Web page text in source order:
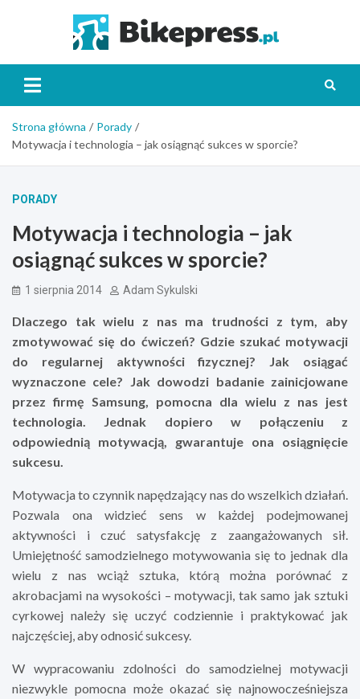
Strona główna
Porady
Motywacja i technologia – jak osiągnąć sukces w sporcie?
PORADY
Motywacja i technologia – jak
osiągnąć sukces w sporcie?
1 sierpnia 2014 Adam Sykulski
Dlaczego tak wielu z nas ma trudności z tym, aby
zmotywować się do ćwiczeń? Gdzie szukać motywacji
do regularnej aktywności fizycznej? Jak osiągać
wyznaczone cele? Jak dowodzi badanie zainicjowane
przez firmę Samsung, pomocna dla wielu z nas jest
technologia. Jednak dopiero w połączeniu z
odpowiednią motywacją, gwarantuje ona osiągnięcie
sukcesu.
Motywacja to czynnik napędzający nas do wszelkich działań.
Pozwala ona widzieć sens w każdej podejmowanej
aktywności i czuć satysfakcję z zaangażowanych sił.
Umiejętność samodzielnego motywowania się to jednak dla
wielu z nas wciąż sztuka, którą można porównać z
akrobacjami na wysokości – motywacji, tak samo jak sztuki
cyrkowej należy się uczyć codziennie i praktykować jak
najczęściej, aby odnosić sukcesy.
W wypracowaniu zdolności do samodzielnej motywacji
niezwykle pomocna może okazać się najnowocześniejsza